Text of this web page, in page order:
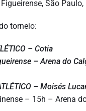
São
torneio:
– Cotia
– Arena do
– Moisés
– 15h – Arena